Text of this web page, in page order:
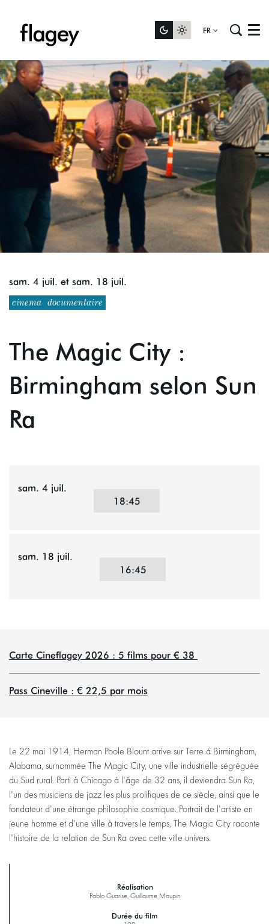
FR Menu
cinema documentaire
The Magic City :
Birmingham selon Sun
Ra
sam. 4 juil. et sam. 18 juil.
sam. 4 juil.
18:45
sam. 18 juil.
16:45
Carte Cineflagey 2026 : 5 films pour € 38
Pass Cineville : € 22,5 par mois
Le 22 mai 1914, Herman Poole Blount arrive sur Terre à Birmingham,
Alabama, surnommée The Magic City, une ville industrielle ségréguée
du Sud rural. Parti à Chicago à l'âge de 32 ans, il deviendra Sun Ra,
l'un des musiciens de jazz les plus prolifiques de ce siècle, ainsi que le
fondateur d'une étrange philosophie cosmique. Portrait de l'artiste en
jeune homme et d'une ville à travers le temps, The Magic City raconte
l'histoire de la relation de Sun Ra avec cette ville univers.
Réalisation
Pablo Guarise, Guillaume Maupin
Durée du film